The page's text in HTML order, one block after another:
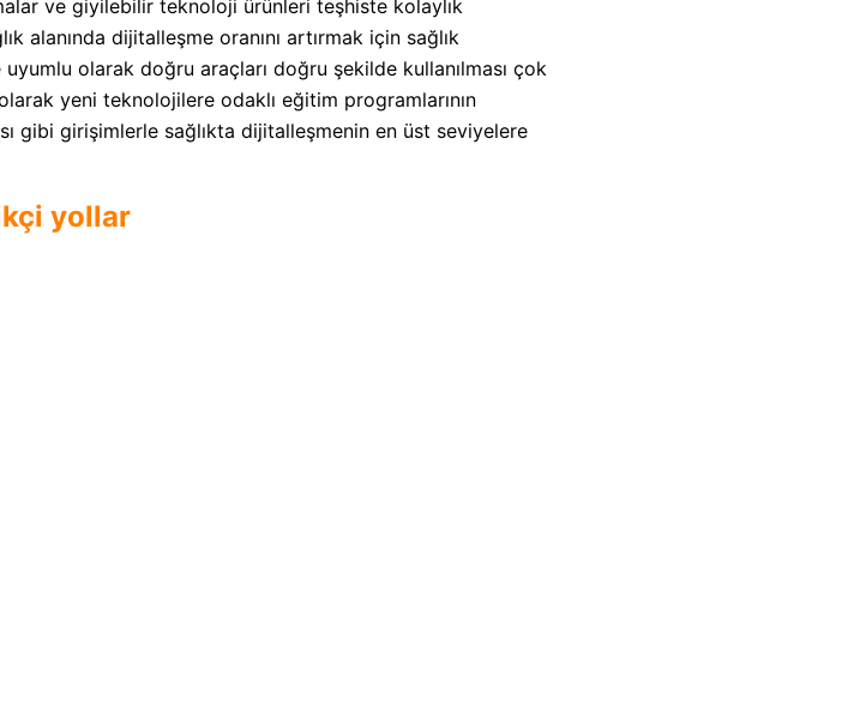
ve giyilebilir teknoloji ürünleri teşhiste kolaylık
alanında dijitalleşme oranını artırmak için sağlık
olarak doğru araçları doğru şekilde kullanılması çok
yeni teknolojilere odaklı eğitim programlarının
gibi girişimlerle sağlıkta dijitalleşmenin en üst seviyelere
yollar